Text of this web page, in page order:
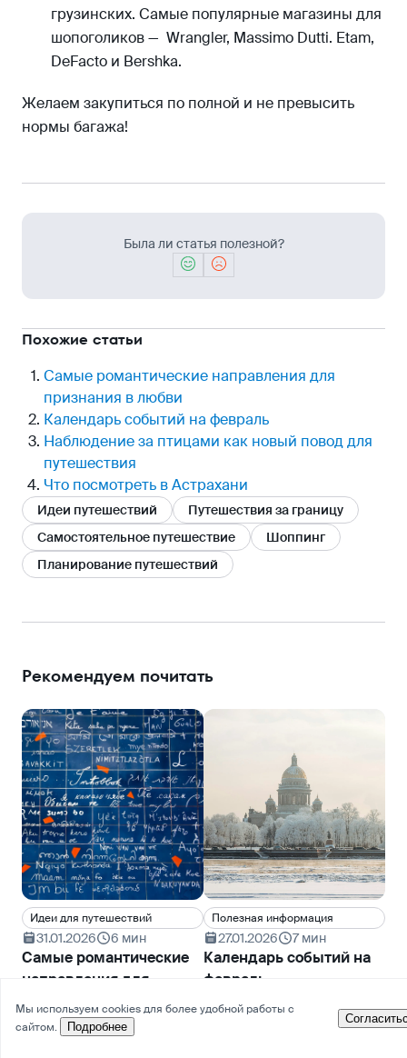
грузинских. Самые популярные магазины для
шопоголиков — Wrangler, Massimo Dutti. Etam,
DeFacto и Bershka.
Желаем закупиться по полной и не превысить
нормы багажа!
Была ли статья полезной?
Похожие статьи
Самые романтические направления для
признания в любви
Календарь событий на февраль
Наблюдение за птицами как новый повод для
путешествия
Что посмотреть в Астрахани
Идеи путешествий
Путешествия за границу
Самостоятельное путешествие
Шоппинг
Планирование путешествий
Рекомендуем почитать
Идеи для путешествий
31.01.2026 6 мин
Самые романтические
направления для
признания в любви
Полезная информация
27.01.2026 7 мин
Календарь событий на
февраль
← Что ещё →
Мы используем cookies для более удобной работы с
сайтом.
Подробнее